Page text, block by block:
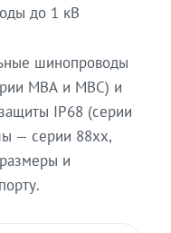
до 1 кВ
шинопроводы
МВА и МВС) и
IP68 (серии
— серии 88xx,
и